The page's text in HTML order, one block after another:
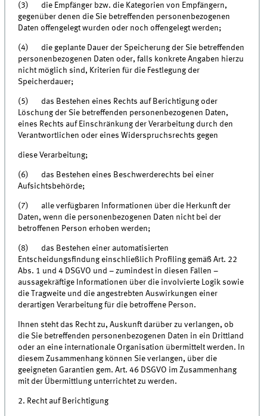
(3) die Empfänger bzw. die Kategorien von Empfängern,
gegenüber denen die Sie betreffenden personenbezogenen
Daten offengelegt wurden oder noch offengelegt werden;
(4) die geplante Dauer der Speicherung der Sie betreffenden
personenbezogenen Daten oder, falls konkrete Angaben hierzu
nicht möglich sind, Kriterien für die Festlegung der
Speicherdauer;
(5) das Bestehen eines Rechts auf Berichtigung oder
Löschung der Sie betreffenden personenbezogenen Daten,
eines Rechts auf Einschränkung der Verarbeitung durch den
Verantwortlichen oder eines Widerspruchsrechts gegen
diese Verarbeitung;
(6) das Bestehen eines Beschwerderechts bei einer
Aufsichtsbehörde;
(7) alle verfügbaren Informationen über die Herkunft der
Daten, wenn die personenbezogenen Daten nicht bei der
betroffenen Person erhoben werden;
(8) das Bestehen einer automatisierten
Entscheidungsfindung einschließlich Profiling gemäß Art. 22
Abs. 1 und 4 DSGVO und – zumindest in diesen Fällen –
aussagekräftige Informationen über die involvierte Logik sowie
die Tragweite und die angestrebten Auswirkungen einer
derartigen Verarbeitung für die betroffene Person.
Ihnen steht das Recht zu, Auskunft darüber zu verlangen, ob
die Sie betreffenden personenbezogenen Daten in ein Drittland
oder an eine internationale Organisation übermittelt werden. In
diesem Zusammenhang können Sie verlangen, über die
geeigneten Garantien gem. Art. 46 DSGVO im Zusammenhang
mit der Übermittlung unterrichtet zu werden.
2. Recht auf Berichtigung